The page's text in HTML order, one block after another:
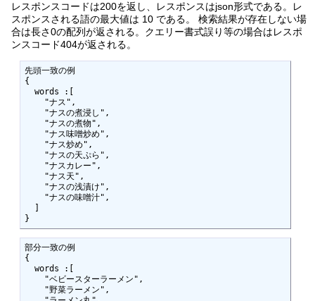
レスポンスコードは200を返し、レスポンスはjson形式である。レ
スポンスされる語の最大値は 10 である。 検索結果が存在しない場
合は長さ0の配列が返される。クエリー書式誤り等の場合はレスポ
ンスコード404が返される。
先頭一致の例
{
}
部分一致の例
{